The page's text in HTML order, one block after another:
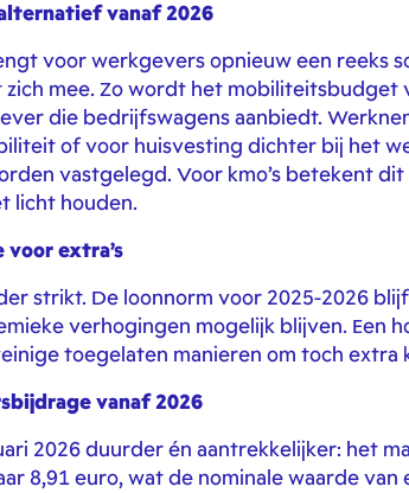
vanaf 2026
voor werkgevers opnieuw een reeks
mee. Zo wordt het mobiliteitsbudget
die bedrijfswagens aanbiedt.
of voor huisvesting dichter bij het
vastgelegd. Voor kmo’s betekent
licht houden.
extra’s
strikt. De loonnorm voor 2025-2026
verhogingen mogelijk blijven. Een
toegelaten manieren om toch extra
vanaf 2026
2026 duurder én aantrekkelijker: het
8,91 euro, wat de nominale waarde van